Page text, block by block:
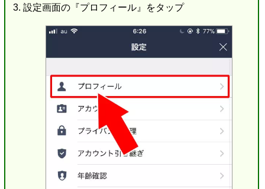
設定画面の『プロフィール』をタップ